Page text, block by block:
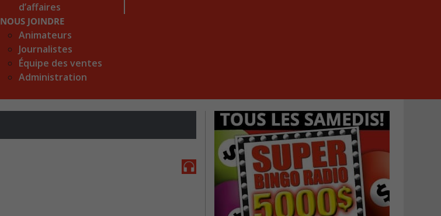
d’affaires
NOUS JOINDRE
Animateurs
Journalistes
Équipe des ventes
Administration